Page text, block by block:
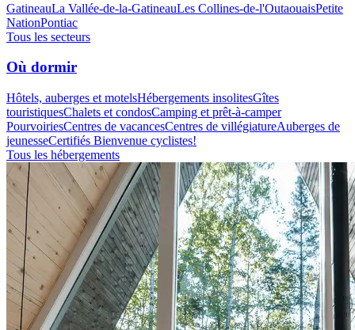
GatineauLa Vallée-de-la-GatineauLes Collines-de-l'OutaouaisPetite
NationPontiac
Tous les secteurs
Où dormir
Hôtels, auberges et motelsHébergements insolitesGîtes
touristiquesChalets et condosCamping et prêt-à-camper
PourvoiriesCentres de vacancesCentres de villégiatureAuberges de
jeunesseCertifiés Bienvenue cyclistes!
Tous les hébergements